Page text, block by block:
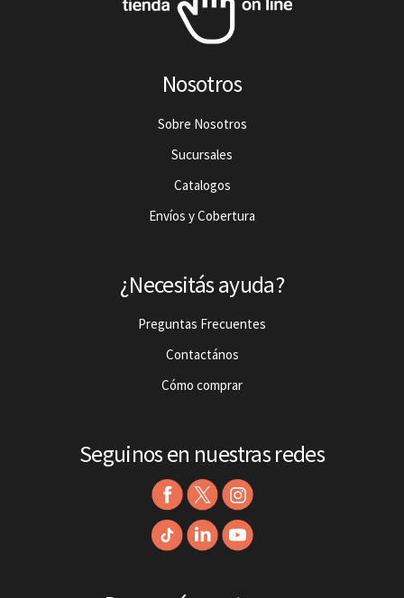
Nosotros
Sobre Nosotros
Sucursales
Catalogos
Envíos y Cobertura
¿Necesitás ayuda?
Preguntas Frecuentes
Contactános
Cómo comprar
Seguinos en nuestras redes